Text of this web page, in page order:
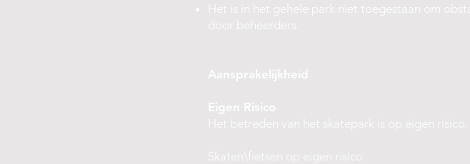
Het is in het gehele park niet toegestaan om
door beheerders.
Aansprakelijkheid
Eigen Risico
Het betreden van het skatepark is op eigen risico.
Skaten\fietsen op eigen risico